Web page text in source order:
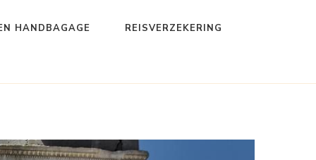
HANDBAGAGE REISVERZEKERING